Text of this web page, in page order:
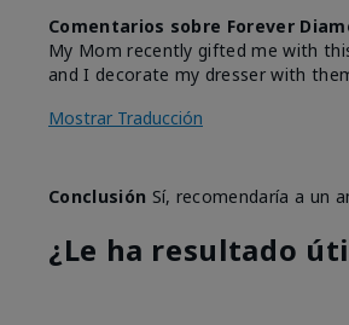
Comentarios sobre Forever
My Mom recently gifted me with
and I decorate my dresser with
Mostrar Traducción
Conclusión Sí, recomendaría a un
¿Le ha resultado